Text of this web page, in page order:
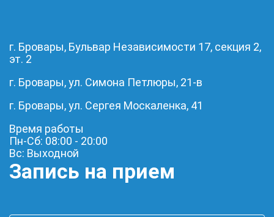
г. Бровары, Бульвар Независимости 17, секция 2,
эт. 2
г. Бровары, ул. Симона Петлюры, 21-в
г. Бровары, ул. Сергея Москаленка, 41
Время работы
Пн-Сб: 08:00 - 20:00
Вс: Выходной
Запись на прием